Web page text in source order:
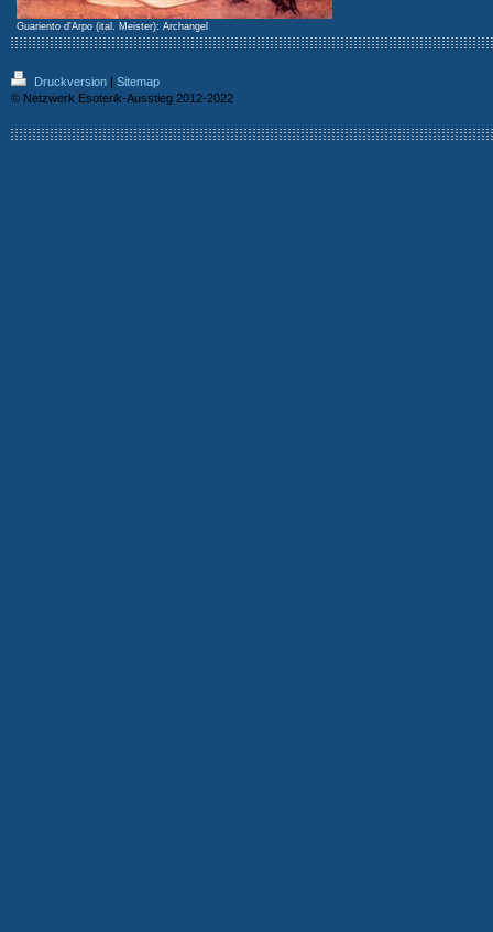
Guariento d'Arpo (ital. Meister): Archangel
Druckversion | Sitemap
© Netzwerk Esoterik-Ausstieg 2012-2022